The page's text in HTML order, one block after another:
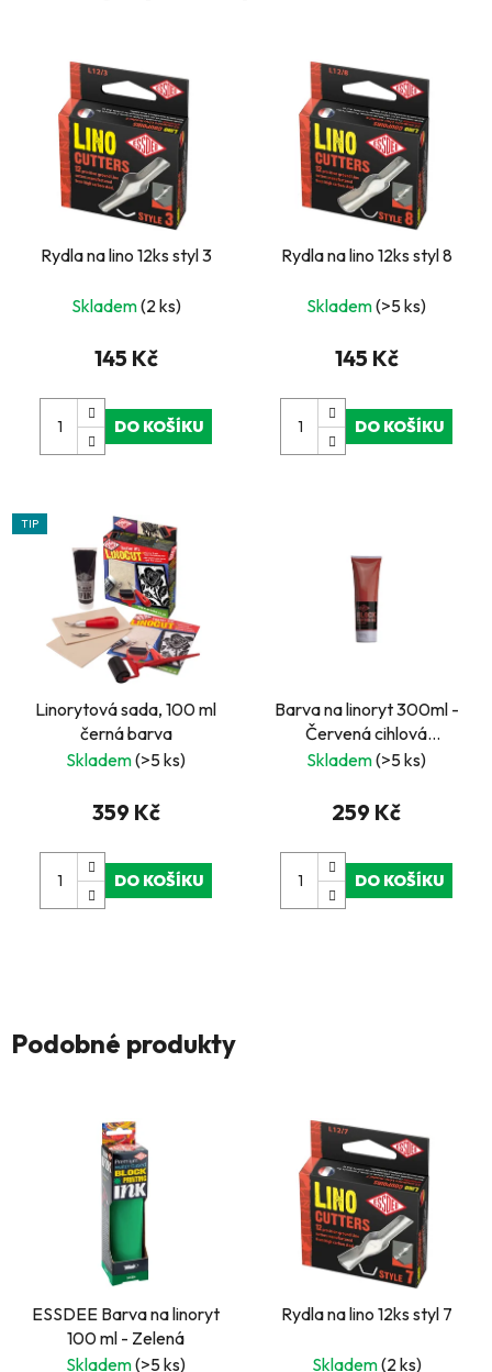
Rydla na lino 12ks styl 3
Skladem(2 ks)
145 Kč
DO KOŠÍKU
Rydla na lino 12ks styl 8
Skladem(>5 ks)
145 Kč
DO KOŠÍKU
TIP
Linorytová sada, 100 ml
černá barva
Skladem(>5 ks)
359 Kč
DO KOŠÍKU
Barva na linoryt 300ml -
Červená cihlová
"Vermillion"
Skladem(>5 ks)
259 Kč
DO KOŠÍKU
Podobné produkty
ESSDEE Barva na linoryt
100 ml - Zelená
Skladem(>5 ks)
Rydla na lino 12ks styl 7
Skladem(2 ks)